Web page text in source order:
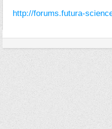
http://forums.futura-